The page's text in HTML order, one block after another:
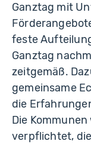
Ganztag mit
feste
Ganztag
zeitgemäß.
gemeinsame
die
Die
verpflichtet,